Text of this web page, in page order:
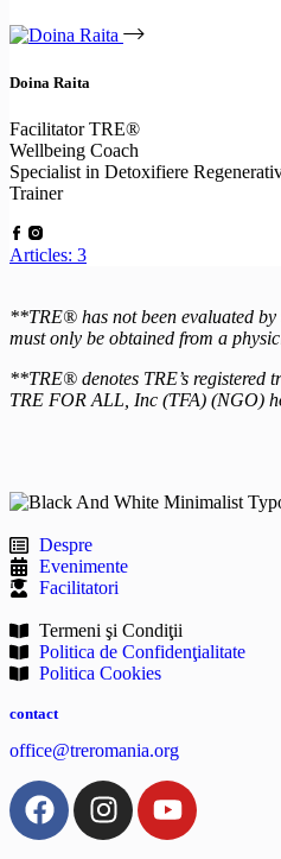
Doina Raita
Facilitator TRE®
Wellbeing Coach
Specialist in Detoxifiere
Trainer
Articles: 3
**TRE® has not been evaluated
must only be obtained from a
**TRE® denotes TRE’s registered
TRE FOR ALL, Inc (TFA) (NGO)
Despre
Evenimente
Facilitatori
Termeni şi Condiţii
Politica de Confidenţialitate
Politica Cookies
contact
office@treromania.org